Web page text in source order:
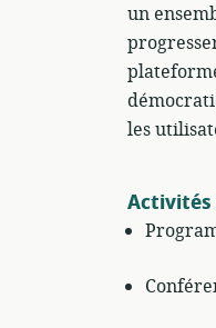
un
les
Activités